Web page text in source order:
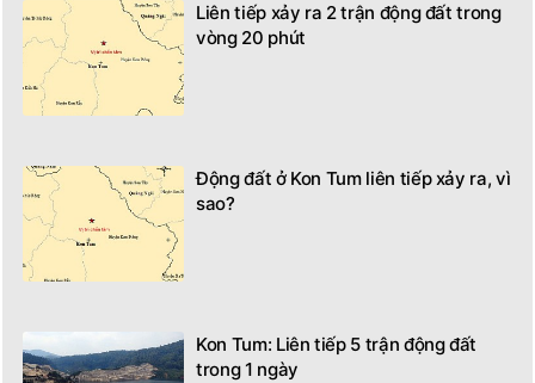
Liên tiếp xảy ra 2 trận động đất trong
vòng 20 phút
Động đất ở Kon Tum liên tiếp xảy ra, vì
sao?
Kon Tum: Liên tiếp 5 trận động đất
trong 1 ngày